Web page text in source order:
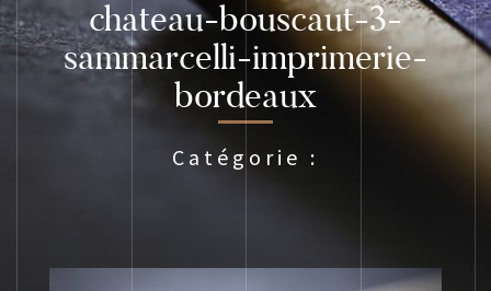
chateau-bouscaut-3-
sammarcelli-imprimerie-
bordeaux
Catégorie :